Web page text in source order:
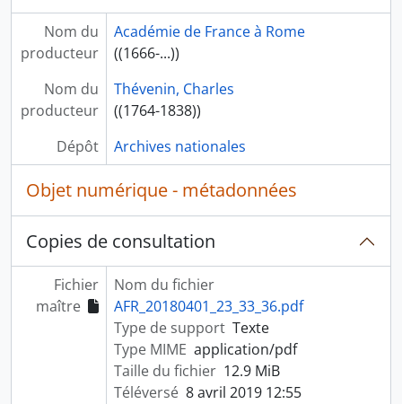
Nom du
producteur
Académie de France à Rome
((1666-...))
Nom du
producteur
Thévenin, Charles
((1764-1838))
Dépôt
Archives nationales
Objet numérique - métadonnées
Copies de consultation
Fichier
maître
Nom du fichier
AFR_20180401_23_33_36.pdf
Type de support Texte
Type MIME application/pdf
Taille du fichier 12.9 MiB
Téléversé 8 avril 2019 12:55